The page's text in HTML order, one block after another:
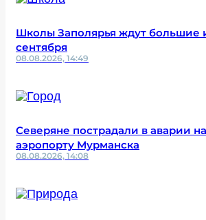
Школы Заполярья ждут большие
сентября
08.08.2026, 14:49
Северяне пострадали в аварии
аэропорту Мурманска
08.08.2026, 14:08